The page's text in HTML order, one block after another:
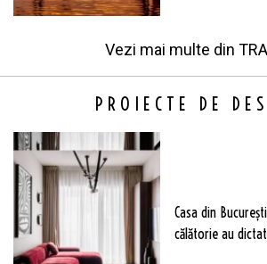
Vezi mai multe din
PROIECTE DE
Casa din
călătorie au